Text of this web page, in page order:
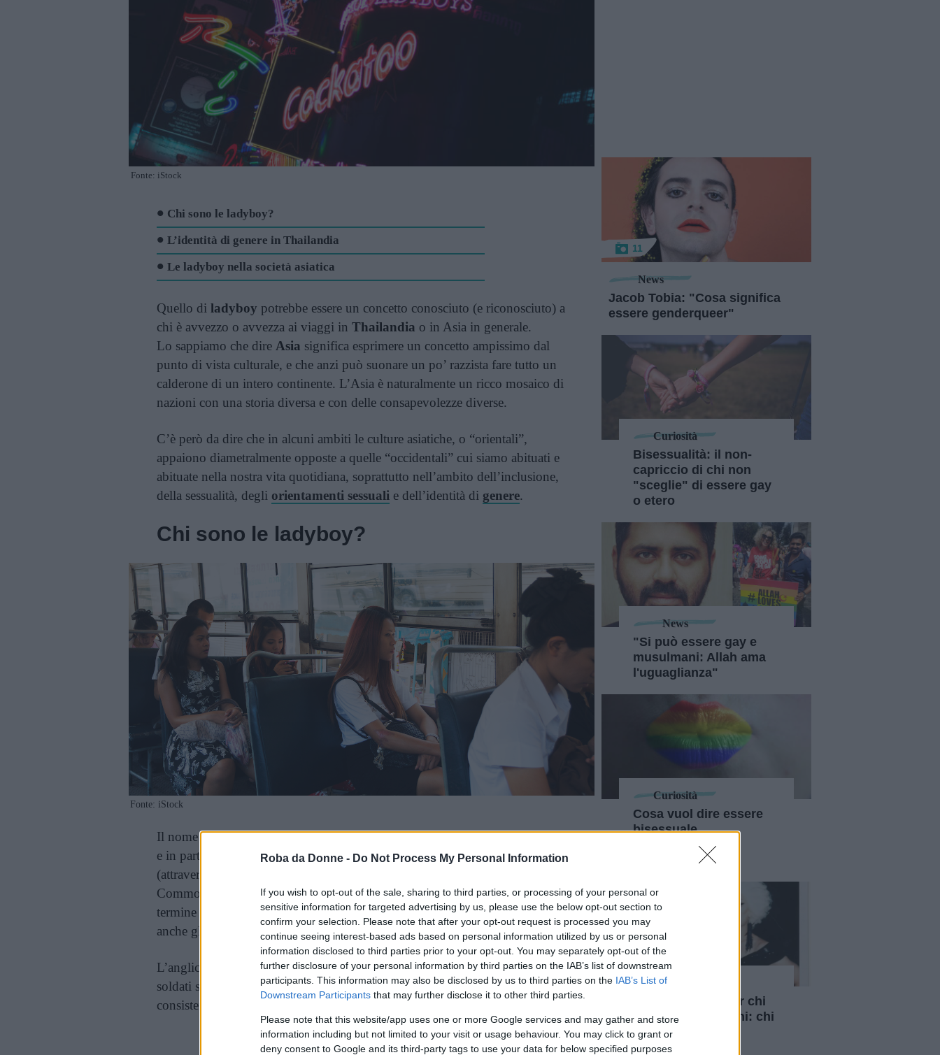
Roba da Donne - Do Not Process My Personal Information
If you wish to opt-out of the sale, sharing to third parties, or processing of your personal or
sensitive information for targeted advertising by us, please use the below opt-out section to
confirm your selection. Please note that after your opt-out request is processed you may
continue seeing interest-based ads based on personal information utilized by us or personal
information disclosed to third parties prior to your opt-out. You may separately opt-out of the
further disclosure of your personal information by third parties on the IAB’s list of downstream
participants. This information may also be disclosed by us to third parties on the IAB’s List of
Downstream Participants that may further disclose it to other third parties.
Please note that this website/app uses one or more Google services and may gather and store
information including but not limited to your visit or usage behaviour. You may click to grant or
deny consent to Google and its third-party tags to use your data for below specified purposes
Fonte: iStock
Chi sono le ladyboy?
L’identità di genere in Thailandia
Le ladyboy nella società asiatica
Quello di ladyboy potrebbe essere un concetto conosciuto (e riconosciuto) a
chi è avvezzo o avvezza ai viaggi in Thailandia o in Asia in generale.
Lo sappiamo che dire Asia significa esprimere un concetto ampissimo dal
punto di vista culturale, e che anzi può suonare un po’ razzista fare tutto un
calderone di un intero continente. L’Asia è naturalmente un ricco mosaico di
nazioni con una storia diversa e con delle consapevolezze diverse.
C’è però da dire che in alcuni ambiti le culture asiatiche, o “orientali”,
appaiono diametralmente opposte a quelle “occidentali” cui siamo abituati e
abituate nella nostra vita quotidiana, soprattutto nell’ambito dell’inclusione,
della sessualità, degli orientamenti sessuali e dell’identità di genere.
Chi sono le ladyboy?
Fonte: iStock
Il nome ladyboy viene usato per identificare ledonne transgenderin Asia,
e in particolare in Thailandia. Si tratta di un’internazionalizzazione
(attraverso l’inglese, che è la lingua ufficiale delle nazioni del
Commonwealth anche in Asia e comunque è usato in tutto il globo) del
termine thailandesekathoey, che appunto indica le donne transgender ma
anche gli uomini gay che seguono all’apparenza stereotipi femminili
L’anglicismo fu coniato in realtà durante la guerra in Vietnam, quando i
soldati statunitensi incontravano per la prima volta nelle loro vite un numero
consistente di donne transgender.
Continua a leggere dopo la pubblicità
11
News
Jacob Tobia: "Cosa significa
essere genderqueer"
Curiosità
Bisessualità: il non-
capriccio di chi non
"sceglie" di essere gay
o etero
News
"Si può essere gay e
musulmani: Allah ama
l'uguaglianza"
Curiosità
Cosa vuol dire essere
bisessuale,
demisessuale o
pansessuale
Diversity
Il drag è anche per chi
"interpreta" uomini: chi
sono i drag king